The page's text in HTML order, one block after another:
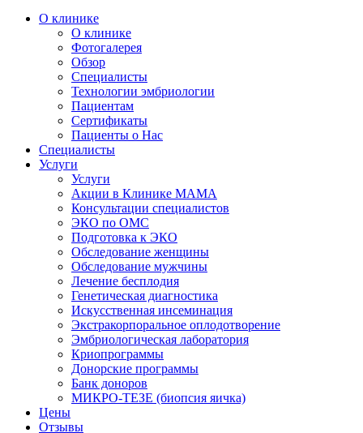
О клинике
О клинике
Фотогалерея
Обзор
Специалисты
Технологии эмбриологии
Пациентам
Сертификаты
Пациенты о Нас
Специалисты
Услуги
Услуги
Акции в Клинике МАМА
Консультации специалистов
ЭКО по ОМС
Подготовка к ЭКО
Обследование женщины
Обследование мужчины
Лечение бесплодия
Генетическая диагностика
Искусственная инсеминация
Экстракорпоральное оплодотворение
Эмбриологическая лаборатория
Криопрограммы
Донорские программы
Банк доноров
МИКРО-ТЕЗЕ (биопсия яичка)
Цены
Отзывы